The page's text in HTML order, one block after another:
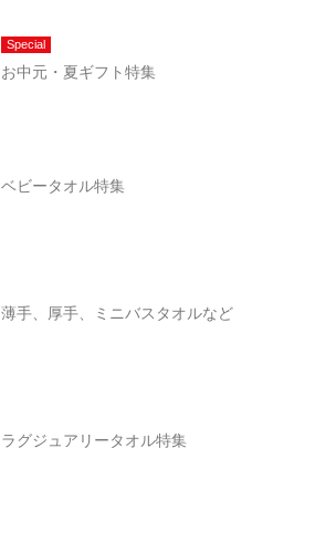
Special
お中元・夏ギフト特集
ベビータオル特集
薄手、厚手、ミニバスタオルなど
ラグジュアリータオル特集